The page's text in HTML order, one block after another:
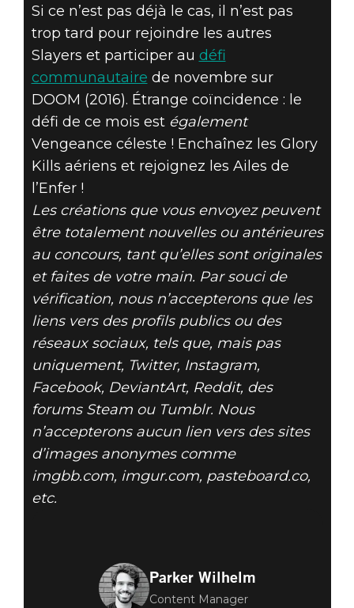
Si ce n’est pas déjà le cas, il n’est pas
trop tard pour rejoindre les autres
Slayers et participer au défi
communautaire de novembre sur
DOOM (2016). Étrange coïncidence : le
défi de ce mois est également
Vengeance céleste ! Enchaînez les Glory
Kills aériens et rejoignez les Ailes de
l’Enfer !
Les créations que vous envoyez peuvent
être totalement nouvelles ou antérieures
au concours, tant qu’elles sont originales
et faites de votre main. Par souci de
vérification, nous n’accepterons que les
liens vers des profils publics ou des
réseaux sociaux, tels que, mais pas
uniquement, Twitter, Instagram,
Facebook, DeviantArt, Reddit, des
forums Steam ou Tumblr. Nous
n’accepterons aucun lien vers des sites
d’images anonymes comme
imgbb.com, imgur.com, pasteboard.co,
etc.
Parker Wilhelm
Content Manager